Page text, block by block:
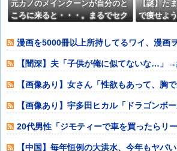
元カノのメインクーンが自分のと
ころに来ると・・・。まるでセク
【謎】た
で痩せよ
漫画を5000冊以上所持してるワイ、漫画
ピースや鬼滅
【闇深】夫「子供が俺に似てないな…」
【画像あり】女さん「性欲もあって、胸
んだが！どうす
【画像あり】宇多田ヒカル「ドラゴンボ
20代男性「ジモティーで車を買ったらリ
職が逮捕
【中国】毎年恒例の大洪水、今年もヤバ